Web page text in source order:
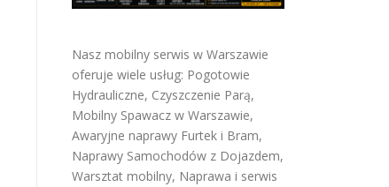
Nasz mobilny serwis w Warszawie
oferuje wiele usług: Pogotowie
Hydrauliczne, Czyszczenie Parą,
Mobilny Spawacz w Warszawie,
Awaryjne naprawy Furtek i Bram,
Naprawy Samochodów z Dojazdem,
Warsztat mobilny, Naprawa i serwis